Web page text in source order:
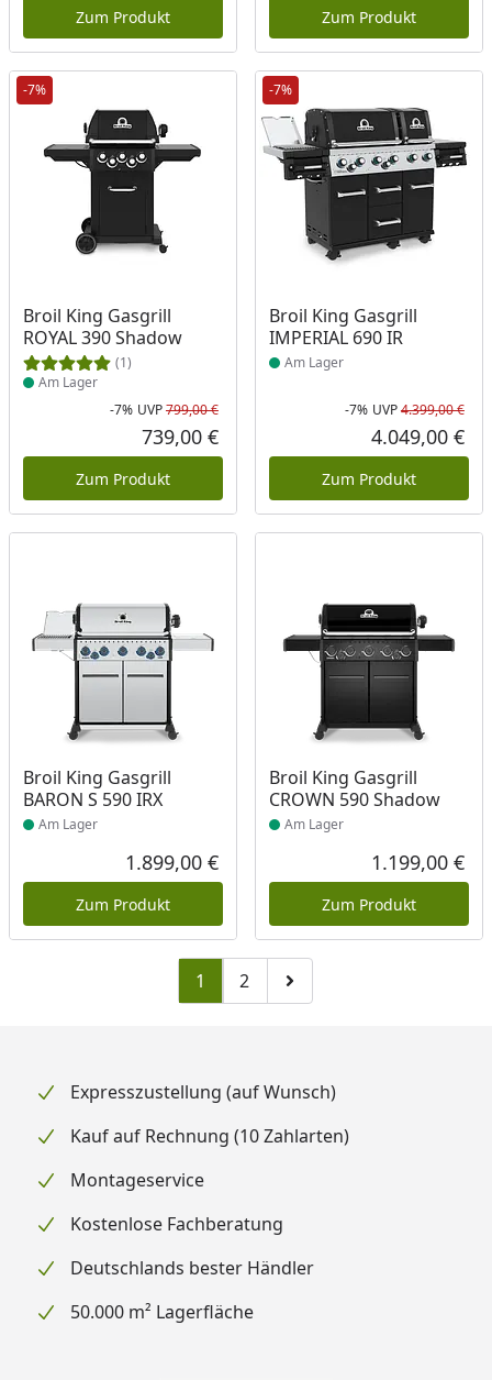
Zum Produkt Zum Produkt
-7%
Broil King Gasgrill
ROYAL 390 Shadow
(1)
Produkt am Lager
Am Lager
Rabatt in Prozent
-7%
Ursprünglicher Preis
UVP799,00 €
Aktueller Preis
739,00 €
Zum Produkt
-7%
Broil King Gasgrill
IMPERIAL 690 IR
Produkt am Lager
Am Lager
-7% UVP4.399,00 €
4.049,00 €
Zum Produkt
Broil King Gasgrill
BARON S 590 IRX
Produkt am Lager
Am Lager
Aktueller Preis
1.899,00 €
Zum Produkt
Broil King Gasgrill
CROWN 590 Shadow
Produkt am Lager
Am Lager
1.199,00 €
Zum Produkt
1 Zu Seite 2
2 Zur nächsten Seite
Expresszustellung (auf Wunsch)
Kauf auf Rechnung (10 Zahlarten)
Montageservice
Kostenlose Fachberatung
Deutschlands bester Händler
50.000 m² Lagerfläche